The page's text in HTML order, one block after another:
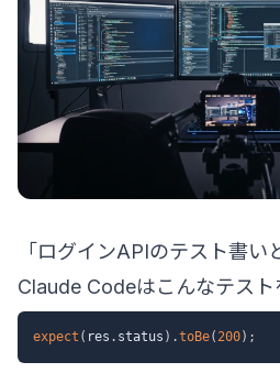
「ログインAPIのテスト書い
Claude Codeはこんなテスト
expect ( res . status ) .toBe( 200) ;